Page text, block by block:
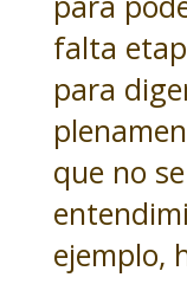
falta
para
que no
ejemplo,